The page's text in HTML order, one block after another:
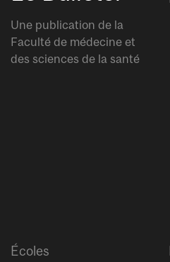
Une publication de la
Faculté de médecine et
des sciences de la santé
Écoles